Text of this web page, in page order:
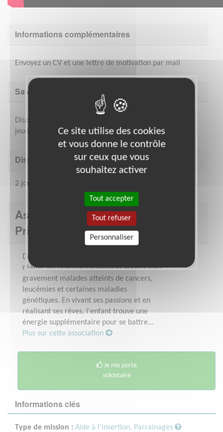
Informations complémentaires
Envoyez un CV et une lettre de motivation par mail
Savoir être & compétences
Disponibilité : minimum 2 jours par semaine dont le
jeudi.
Disponibilité demandée
2 jours pleins par semaine
Association : Association Petits
Princes
Depuis 1987, l'Association Petits Princes
réalise les rêves des enfants et adolescents
gravement malades atteints de cancers,
leucémies et certaines maladies
génétiques. En vivant ses passions et en
réalisant ses rêves, l'enfant trouve une
énergie supplémentaire pour se battre...
Plus sur cette association
Je me porte
volontaire
Informations clés
Type de mission : Aide à l'insertion, Parrainages
Ce site utilise des cookies
et vous donne le contrôle
sur ceux que vous
souhaitez activer
Tout accepter
Tout refuser
Personnaliser